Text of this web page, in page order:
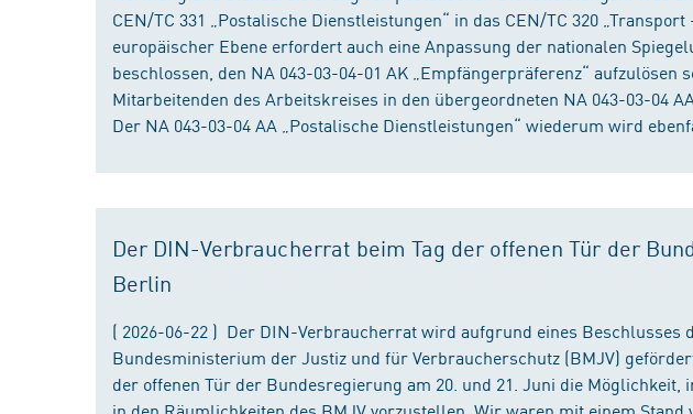
CEN/TC 331 „Postalische Dienstleistungen“ in das CEN/TC 320
europäischer Ebene erfordert auch eine Anpassung der nationalen
beschlossen, den NA 043-03-04-01 AK „Empfängerpräferenz“ aufzulösen
Mitarbeitenden des Arbeitskreises in den übergeordneten NA 043-03-04
Der NA 043-03-04 AA „Postalische Dienstleistungen“ wiederum wird
Der DIN-Verbraucherrat beim Tag der offenen Tür der
Berlin
( 2026-06-22 ) Der DIN-Verbraucherrat wird aufgrund eines Beschlusses
Bundesministerium der Justiz und für Verbraucherschutz (BMJV)
der offenen Tür der Bundesregierung am 20. und 21. Juni die